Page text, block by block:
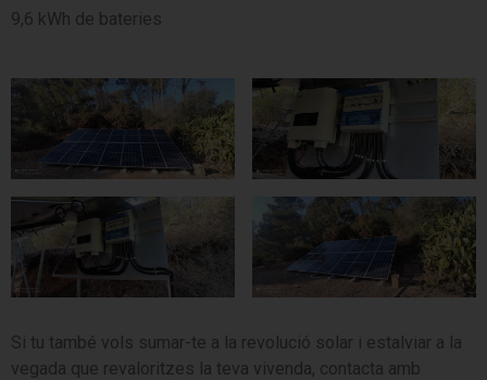
9,6 kWh de bateries
Si tu també vols sumar-te a la revolució solar i estalviar a la
vegada que revaloritzes la teva vivenda, contacta amb